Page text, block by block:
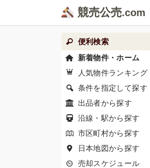
競売公売
便利検索
新着物件・ホーム
人気物件ランキング
条件を指定して探す
出品者から探す
沿線・駅から探す
市区町村から探す
日本地図から探す
売却スケジュール